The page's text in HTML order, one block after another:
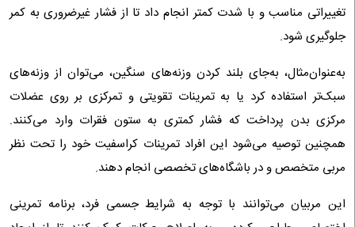
تغییراتی مناسب و با شدت کمتر انجام داد تا از فشار غیرضروری به کمر
جلوگیری شود.
به‌عنوان‌مثال، به‌جای بلند کردن وزنه‌های سنگین، می‌توان از وزنه‌های
سبک‌تر استفاده کرد یا به تمرینات تقویتی و تمرکزی بر روی عضلات
مرکزی بدن پرداخت که فشار کمتری به ستون فقرات وارد می‌کنند.
همچنین توصیه می‌شود این افراد تمرینات کراسفیت خود را تحت نظر
مربی متخصص و در باشگاه‌های تخصصی انجام دهند.
این مربیان می‌توانند با توجه به شرایط جسمی فرد، برنامه تمرینی